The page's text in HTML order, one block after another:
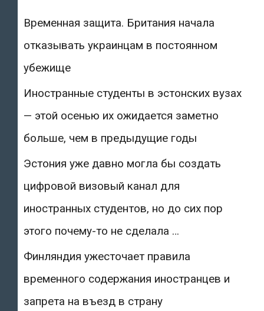
Временная защита. Британия начала
отказывать украинцам в постоянном
убежище
Иностранные студенты в эстонских вузах
— этой осенью их ожидается заметно
больше, чем в предыдущие годы
Эстония уже давно могла бы создать
цифровой визовый канал для
иностранных студентов, но до сих пор
этого почему-то не сделала …
Финляндия ужесточает правила
временного содержания иностранцев и
запрета на въезд в страну